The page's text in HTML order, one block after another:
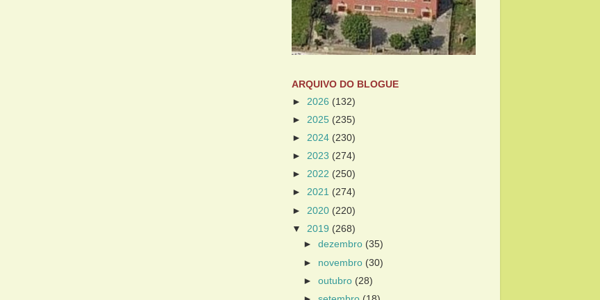
ARQUIVO DO BLOGUE
► 2026 (132)
► 2025 (235)
► 2024 (230)
► 2023 (274)
► 2022 (250)
► 2021 (274)
► 2020 (220)
▼ 2019 (268)
►dezembro (35)
► novembro (30)
►outubro (28)